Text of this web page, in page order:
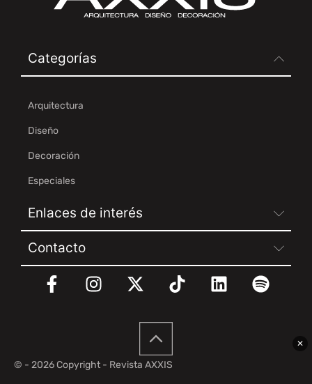
✕
Categorías
Arquitectura
Diseño
Decoración
Especiales
Enlaces de interés
Contacto
© - 2026 Copyright - Revista AXXIS